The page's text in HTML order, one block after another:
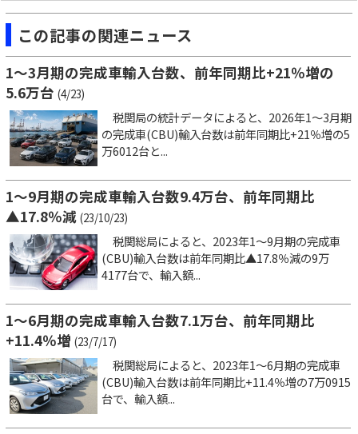
この記事の関連ニュース
1～3月期の完成車輸入台数、前年同期比+21％増の
5.6万台 (4/23)
税関局の統計データによると、2026年1～3月期
の完成車(CBU)輸入台数は前年同期比+21％増の5
万6012台と...
1～9月期の完成車輸入台数9.4万台、前年同期比
▲17.8％減 (23/10/23)
税関総局によると、2023年1～9月期の完成車
(CBU)輸入台数は前年同期比▲17.8％減の9万
4177台で、輸入額...
1～6月期の完成車輸入台数7.1万台、前年同期比
+11.4％増 (23/7/17)
税関総局によると、2023年1～6月期の完成車
(CBU)輸入台数は前年同期比+11.4％増の7万0915
台で、輸入額...